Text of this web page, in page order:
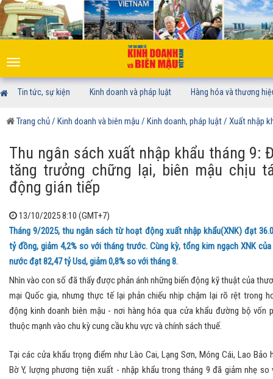
Toggle
navigation
Tin tức, sự kiện Kinh doanh và pháp luật Hàng hóa và thương
Trang chủ/ Kinh doanh và biên mậu / Kinh doanh, pháp luật/ Xuất nhập
Thu ngân sách xuất nhập khẩu tháng 9:
tăng trưởng chững lại, biên mậu chịu
động gián tiếp
13/10/2025 8:10 (GMT+7)
Tháng 9/2025, thu ngân sách từ hoạt động xuất nhập khẩu(XNK) đạt
tỷ đồng, giảm 4,2% so với tháng trước. Cùng kỳ, tổng kim ngạch XNK
nước đạt 82,47 tỷ Usd, giảm 0,8% so với tháng 8.
Nhìn vào con số đã thấy được phản ánh những biến động kỹ thuật của
mại Quốc gia, nhưng thực tế lại phản chiếu nhịp chậm lại rõ rệt trong
động kinh doanh biên mậu - nơi hàng hóa qua cửa khẩu đường bộ vốn
thuộc mạnh vào chu kỳ cung cầu khu vực và chính sách thuế.
Tại các cửa khẩu trọng điểm như Lào Cai, Lạng Sơn, Móng Cái, Lao Bảo
Bờ Y, lượng phương tiện xuất - nhập khẩu trong tháng 9 đã giảm nhẹ so